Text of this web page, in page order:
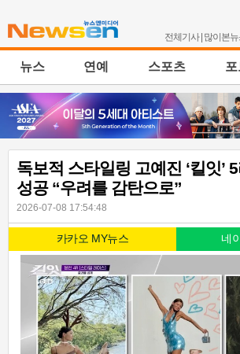
전체기사| 많이본
뉴스 연예 스포츠 포
독보적 스타일링 고예진 ‘킬잇’
성공 “우려를 감탄으로”
2026-07-08 17:54:48
카카오 MY뉴스 네